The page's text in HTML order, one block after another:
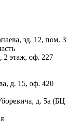
зд. 12, пом. 3
2 этаж, оф. 227
д. 15, оф. 420
д. 5а (БЦ